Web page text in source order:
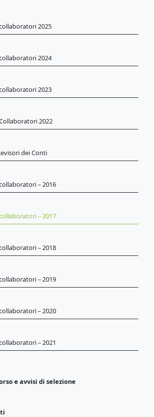
2025
2024
2023
2022
dei Conti
– 2016
– 2017
– 2018
– 2019
– 2020
– 2021
e avvisi di selezione